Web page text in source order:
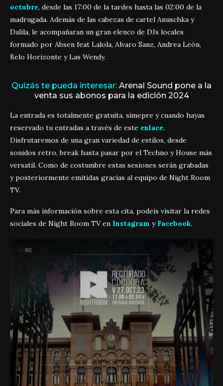
octubre, desde las 17:00 de la tardes hasta las 02:00 de la
madrugada. Además de las cabezas de cartel Anuschka y
Dalila, le acompañaran un gran elenco de DJs locales
formado por Absen feat Lalola, Alvaro Sanz, Andrea León,
Belo Horizonte y Las Wendy.
Quizás te pueda interesar: Arenal Sound pone a la
venta sus abonos para la edición 2024
La entrada es totalmente gratuita, simepre y cuando hayas
reservado tu entradas a través de este enlace.
Disfrutaremos de una gran variedad de estilos, desde
sonidos retro, break hasta pasar por el Techno y House más
versatil. Como de costumbre estas sesiones serán grabadas
y posteriormente emitidas gracias al equipo de Night Room
TV.
Para más información sobre esta cita, podeis visitar la redes
sociales de Night Room TV en Instagram y Facebook.